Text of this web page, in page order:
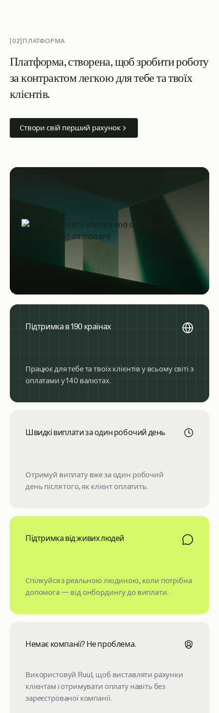
[02]ПЛАТФОРМА
Платформа,створена,щобзробитироботу
законтрактомлегкоюдлятебетатвоїх
клієнтів.
Створи свій перший рахунок
Підтримка в 190 країнах
Працює для тебе та твоїх клієнтів у всьому світі з
оплатами у 140 валютах.
Підтримка від живих людей
Спілкуйся з реальною людиною, коли потрібна
допомога — від онбордингу до виплати.
Немає компанії? Не проблема.
Використовуй Ruul, щоб виставляти рахунки
клієнтам і отримувати оплату навіть без
зареєстрованої компанії.
Швидкі виплати за один робочий день
Отримуй виплату вже за один робочий
день після того, як клієнт оплатить.